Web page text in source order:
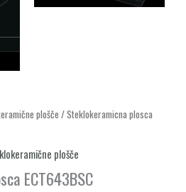
plošče / Steklokeramicna plosca
plošče
ECT643BSC